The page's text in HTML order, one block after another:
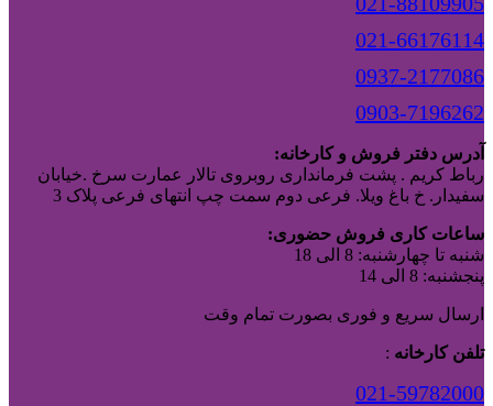
021-66176114
0937-2177086
0903-7196262
آدرس دفتر فروش و کارخانه:
رباط کریم . پشت فرمانداری روبروی تالار عمارت سرخ .خیابان
سفیدار. خ باغ ویلا. فرعی دوم سمت چپ انتهای فرعی پلاک 3
ساعات کاری فروش حضوری:
شنبه تا چهارشنبه: 8 الی 18
پنجشنبه: 8 الی 14
ارسال سریع و فوری بصورت تمام وقت
تلفن کارخانه :
021-59782000